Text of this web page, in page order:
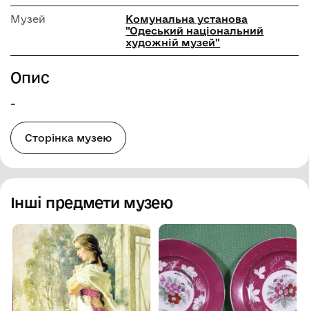
Музей
Комунальна установа
"Одеський національний
художній музей"
Опис
-
Сторінка музею
Інші предмети музею